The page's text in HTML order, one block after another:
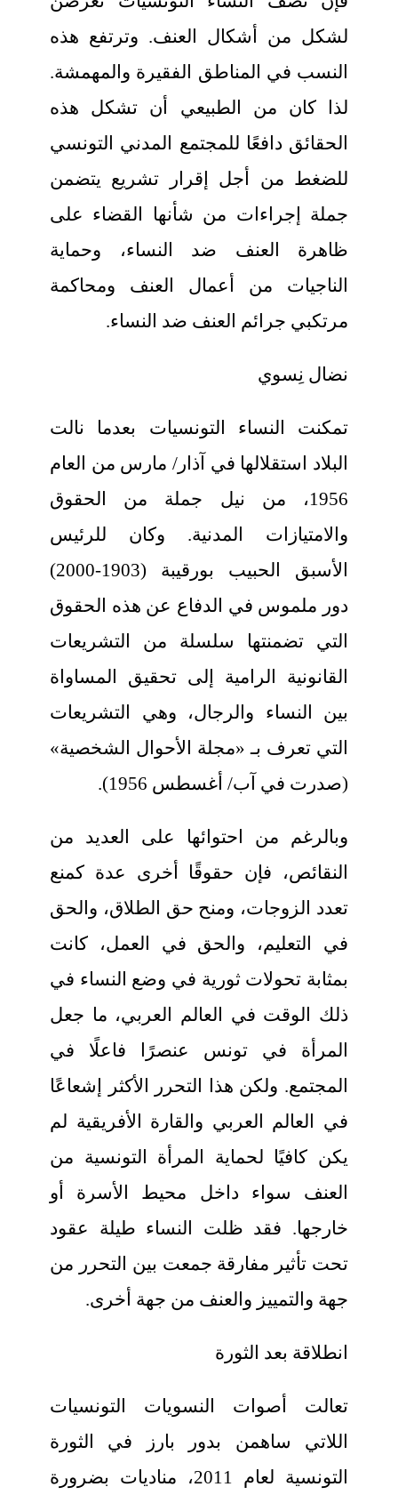
لشكل من أشكال العنف. وترتفع هذه
النسب في المناطق الفقيرة والمهمشة.
لذا كان من الطبيعي أن تشكل هذه
الحقائق دافعًا للمجتمع المدني التونسي
للضغط من أجل إقرار تشريع يتضمن
جملة إجراءات من شأنها القضاء على
ظاهرة العنف ضد النساء، وحماية
الناجيات من أعمال العنف ومحاكمة
مرتكبي جرائم العنف ضد النساء.
نضال نِسوي
تمكنت النساء التونسيات بعدما نالت
البلاد استقلالها في آذار/ مارس من العام
1956، من نيل جملة من الحقوق
والامتيازات المدنية. وكان للرئيس
الأسبق الحبيب بورقيبة (1903-2000)
دور ملموس في الدفاع عن هذه الحقوق
التي تضمنتها سلسلة من التشريعات
القانونية الرامية إلى تحقيق المساواة
بين النساء والرجال، وهي التشريعات
التي تعرف بـ «مجلة الأحوال الشخصية»
(صدرت في آب/ أغسطس 1956).
وبالرغم من احتوائها على العديد من
النقائص، فإن حقوقًا أخرى عدة كمنع
تعدد الزوجات، ومنح حق الطلاق، والحق
في التعليم، والحق في العمل، كانت
بمثابة تحولات ثورية في وضع النساء في
ذلك الوقت في العالم العربي، ما جعل
المرأة في تونس عنصرًا فاعلًا في
المجتمع. ولكن هذا التحرر الأكثر إشعاعًا
في العالم العربي والقارة الأفريقية لم
يكن كافيًا لحماية المرأة التونسية من
العنف سواء داخل محيط الأسرة أو
خارجها. فقد ظلت النساء طيلة عقود
تحت تأثير مفارقة جمعت بين التحرر من
جهة والتمييز والعنف من جهة أخرى.
انطلاقة بعد الثورة
تعالت أصوات النسويات التونسيات
اللاتي ساهمن بدور بارز في الثورة
التونسية لعام 2011، مناديات بضرورة